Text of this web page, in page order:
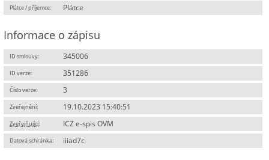
Plátce / příjemce: Plátce
Informace o zápisu
ID smlouvy: 345006
ID verze: 351286
Číslo verze: 3
Zveřejnění: 19.10.2023 15:40:51
Zveřejňující: ICZ e-spis OVM
Datová schránka: iiiad7c